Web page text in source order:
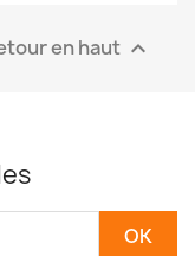
en haut 